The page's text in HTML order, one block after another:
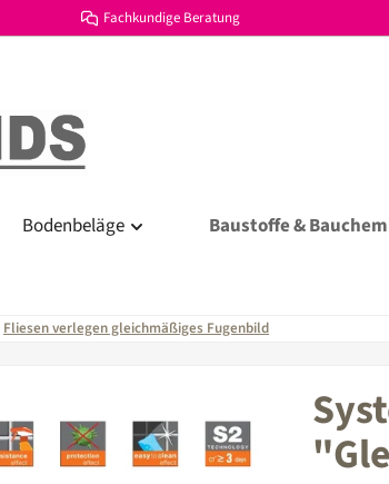
Fachkundige Beratung
Bodenbeläge Baustoffe &
Fliesen verlegen gleichmäßiges Fugenbild